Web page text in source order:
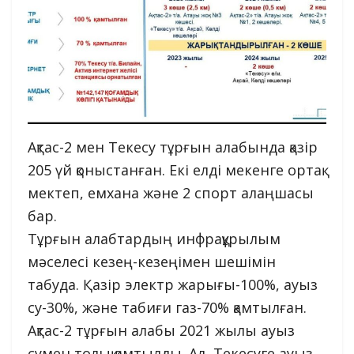
Ақтас-2 мен Текесу тұрғын алабында қазір
205 үй қоныстанған. Екі елді мекенге ортақ
мектеп, емхана және 2 спорт алаңшасы
бар.
Тұрғын алабтардың инфрақұрылым
мәселесі кезең-кезеңімен шешімін
табуда. Қазір электр жарығы-100%, ауыз
су-30%, және табиғи газ-70% қамтылған.
Ақтас-2 тұрғын алабы 2021 жылы ауыз